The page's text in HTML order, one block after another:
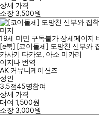
상세 가격
소장 3,500원
19세 미만 구독불가 상세페이지
[e북] [코이돌체] 도망친 신부와
카사키 타카오, 아소 미카리
이지나번역
AK 커뮤니케이션즈
성인
3.5점45명참여
상세 가격
대여 1,500원
소장 3,000원